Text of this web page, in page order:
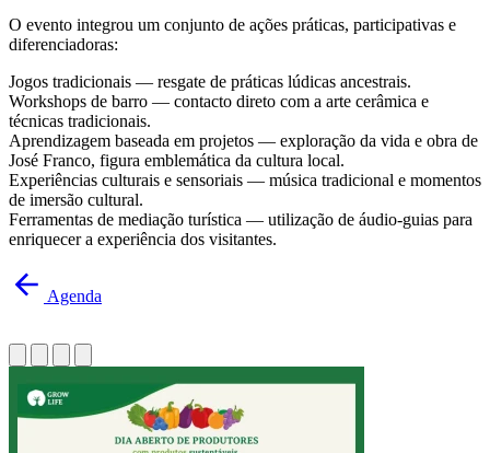
O evento integrou um conjunto de ações práticas, participativas e
diferenciadoras:
Jogos tradicionais — resgate de práticas lúdicas ancestrais.
Workshops de barro — contacto direto com a arte cerâmica e
técnicas tradicionais.
Aprendizagem baseada em projetos — exploração da vida e obra de
José Franco, figura emblemática da cultura local.
Experiências culturais e sensoriais — música tradicional e momentos
de imersão cultural.
Ferramentas de mediação turística — utilização de áudio-guias para
enriquecer a experiência dos visitantes.
Agenda